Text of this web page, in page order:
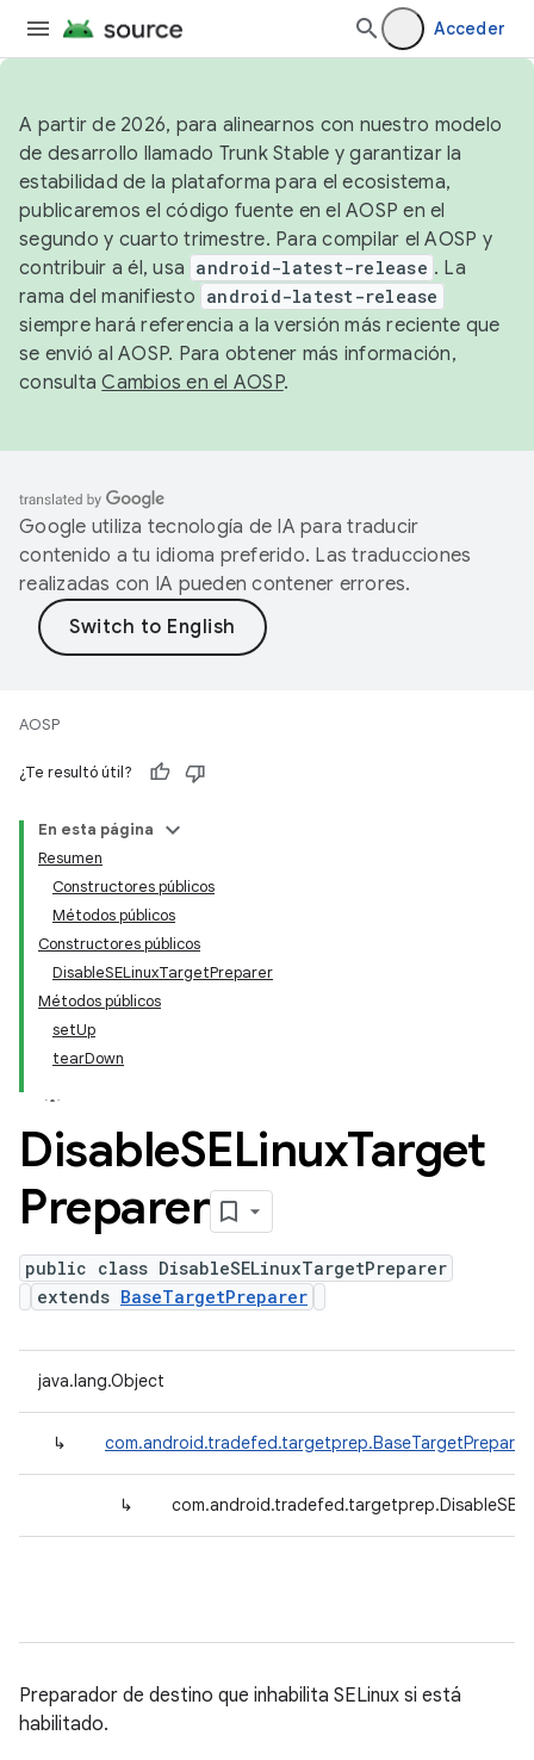
Acceder
A partir de 2026, para alinearnos con nuestro modelo
de desarrollo llamado Trunk Stable y garantizar la
estabilidad de la plataforma para el ecosistema,
publicaremos el código fuente en el AOSP en el
segundo y cuarto trimestre. Para compilar el AOSP y
contribuir a él, usa android-latest-release . La
rama del manifiesto android-latest-release
siempre hará referencia a la versión más reciente que
se envió al AOSP. Para obtener más información,
consultaCambios en el AOSP.
Google utiliza tecnología de IA para traducir
contenido a tu idioma preferido. Las traducciones
realizadas con IA pueden contener errores.
AOSP
¿Te resultó útil?
En esta página
Resumen
Constructores públicos
Métodos públicos
Constructores públicos
DisableSELinuxTargetPreparer
Métodos públicos
setUp
tearDown
DisableSELinuxTarget
Preparer
public class DisableSELinuxTargetPreparer
extends BaseTargetPreparer
java.lang.Object
↳ com.android.tradefed.targetprep.BaseTargetPreparer
↳
Preparador de destino que inhabilita SELinux si está
habilitado.